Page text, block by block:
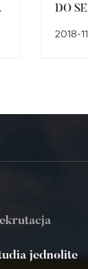
DO
2018-
jednolite